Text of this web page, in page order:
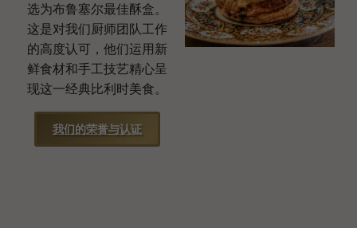
选为布鲁塞尔最佳酥盒。
这是对我们厨师团队工作
的高度认可，他们运用新
鲜食材和手工技艺精心呈
现这一经典比利时美食。
我们的荣誉与认证